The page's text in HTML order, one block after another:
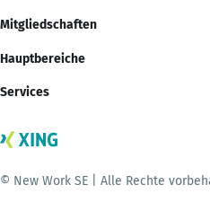
Mitgliedschaften
Hauptbereiche
Services
© New Work SE | Alle Rechte